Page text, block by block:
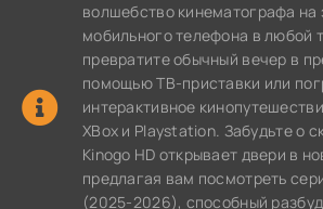
волшебство кинематографа на
мобильного телефона в любой
превратите обычный вечер в
помощью ТВ-приставки или
интерактивное
XBox и Playstation. Забудьте о
Kinogo HD открывает двери в
предлагая вам посмотреть
(2025-2026), способный